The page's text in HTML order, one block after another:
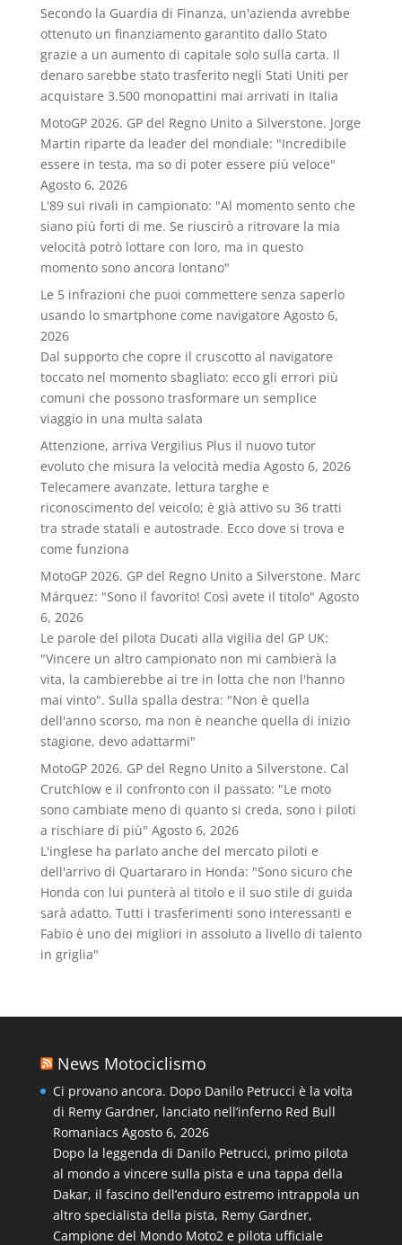
Secondo la Guardia di Finanza, un'azienda avrebbe
ottenuto un finanziamento garantito dallo Stato
grazie a un aumento di capitale solo sulla carta. Il
denaro sarebbe stato trasferito negli Stati Uniti per
acquistare 3.500 monopattini mai arrivati in Italia
MotoGP 2026. GP del Regno Unito a Silverstone. Jorge
Martin riparte da leader del mondiale: "Incredibile
essere in testa, ma so di poter essere più veloce"
Agosto 6, 2026
L'89 sui rivali in campionato: "Al momento sento che
siano più forti di me. Se riuscirò a ritrovare la mia
velocità potrò lottare con loro, ma in questo
momento sono ancora lontano"
Le 5 infrazioni che puoi commettere senza saperlo
usando lo smartphone come navigatore Agosto 6,
2026
Dal supporto che copre il cruscotto al navigatore
toccato nel momento sbagliato: ecco gli errori più
comuni che possono trasformare un semplice
viaggio in una multa salata
Attenzione, arriva Vergilius Plus il nuovo tutor
evoluto che misura la velocità media Agosto 6, 2026
Telecamere avanzate, lettura targhe e
riconoscimento del veicolo; è già attivo su 36 tratti
tra strade statali e autostrade. Ecco dove si trova e
come funziona
MotoGP 2026. GP del Regno Unito a Silverstone. Marc
Márquez: "Sono il favorito! Così avete il titolo" Agosto
6, 2026
Le parole del pilota Ducati alla vigilia del GP UK:
"Vincere un altro campionato non mi cambierà la
vita, la cambierebbe ai tre in lotta che non l'hanno
mai vinto". Sulla spalla destra: "Non è quella
dell'anno scorso, ma non è neanche quella di inizio
stagione, devo adattarmi"
MotoGP 2026. GP del Regno Unito a Silverstone. Cal
Crutchlow e il confronto con il passato: "Le moto
sono cambiate meno di quanto si creda, sono i piloti
a rischiare di più" Agosto 6, 2026
L'inglese ha parlato anche del mercato piloti e
dell'arrivo di Quartararo in Honda: "Sono sicuro che
Honda con lui punterà al titolo e il suo stile di guida
sarà adatto. Tutti i trasferimenti sono interessanti e
Fabio è uno dei migliori in assoluto a livello di talento
in griglia"
News Motociclismo
Ci provano ancora. Dopo Danilo Petrucci è la volta
di Remy Gardner, lanciato nell’inferno Red Bull
Romaniacs Agosto 6, 2026
Dopo la leggenda di Danilo Petrucci, primo pilota
al mondo a vincere sulla pista e una tappa della
Dakar, il fascino dell’enduro estremo intrappola un
altro specialista della pista, Remy Gardner,
Campione del Mondo Moto2 e pilota ufficiale